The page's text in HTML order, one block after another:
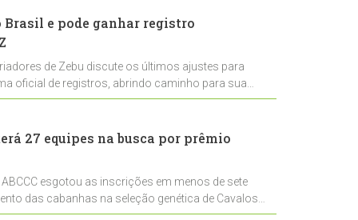
Brasil e pode ganhar registro
de Zebu discute os últimos ajustes para
oficial de registros, abrindo caminho para sua
27 equipes na busca por prêmio
esgotou as inscrições em menos de sete
das cabanhas na seleção genética de Cavalos